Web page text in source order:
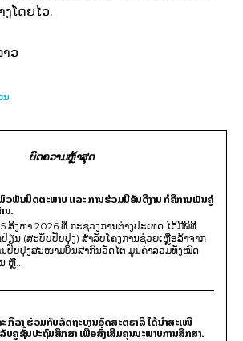
ໂດຍໄວ.
ວ
ນ
ບົດຄວາມຫຼ້າສຸດ
ວພັນມິດຕະພາບ ແລະ ການຮ່ວມມືອັນດີງາມ ກໍຄືການເປັນຄູ່
ນ.
ສິງຫາ 2026 ທີ່ ກະຊວງການຕ່າງປະເທດ ໄດ້ມີພິທີ
ຽນ (ສະບັບປັບປຸງ) ສໍາລັບໂຄງການຊ່ວຍເຫຼືອລ້າຈາກ
ປັບປຸງສະໜາມບິນສາກົນວັດໄຕ ມູນຄ່າລວມທັງໝົດ
ຫຼື...
ກິລາ ຮ່ວມກັບລັດຖະບານອົດສະຕຣາລີ ໄດ້ນຳສະເໜີ
ລັບຄູຊັ້ນປະຖົມສຶກສາ ເພື່ອສົ່ງເສີມຄຸນນະພາບການສຶກສາ.